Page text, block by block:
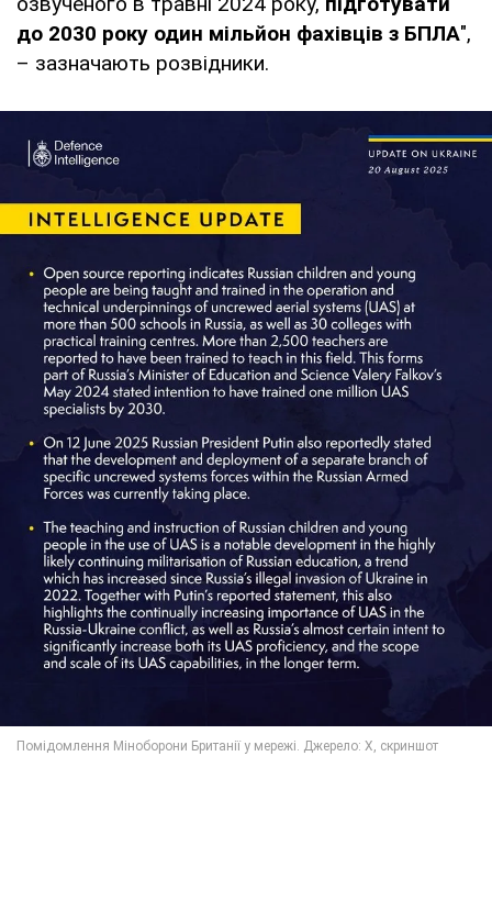
до 2030 року один мільйон фахівців з БПЛА",
– зазначають розвідники.